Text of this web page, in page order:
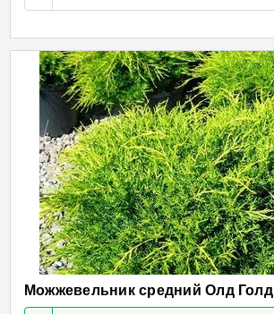
Можжевельник средний Олд Голд